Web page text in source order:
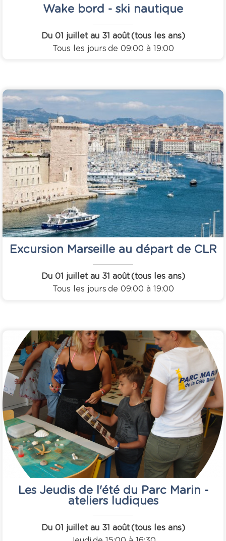
Wake bord - ski nautique
Du 01 juillet au 31 août(tous les ans)
Tous les jours de 09:00 à 19:00
Excursion Marseille au départ de CLR
Du 01 juillet au 31 août(tous les ans)
Tous les jours de 09:00 à 19:00
Les Jeudis de l'été du Parc Marin -
ateliers ludiques
Du 01 juillet au 31 août(tous les ans)